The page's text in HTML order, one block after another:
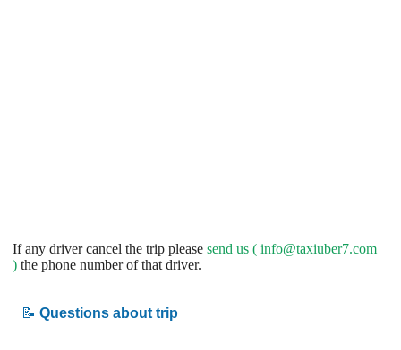
If any driver cancel the trip please send us ( info@taxiuber7.com
) the phone number of that driver.
📝 Questions about trip